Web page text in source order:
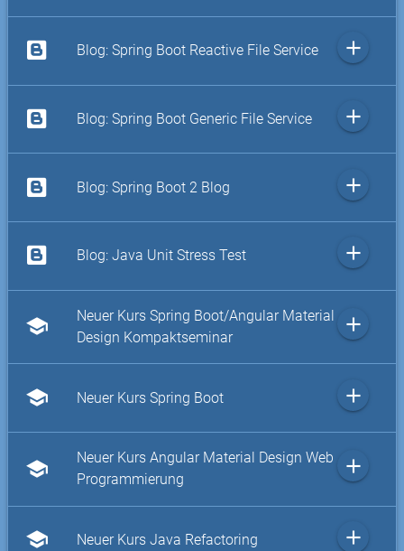
Blog: Spring Boot Reactive File Service add
Blog: Spring Boot Generic File Service add
Blog: Spring Boot 2 Blog add
Blog: Java Unit Stress Test add
school
Neuer Kurs Spring Boot/Angular Material
Design Kompaktseminar
add
school Neuer Kurs Spring Boot add
school
Neuer Kurs Angular Material Design Web
Programmierung
add
school Neuer Kurs Java Refactoring add